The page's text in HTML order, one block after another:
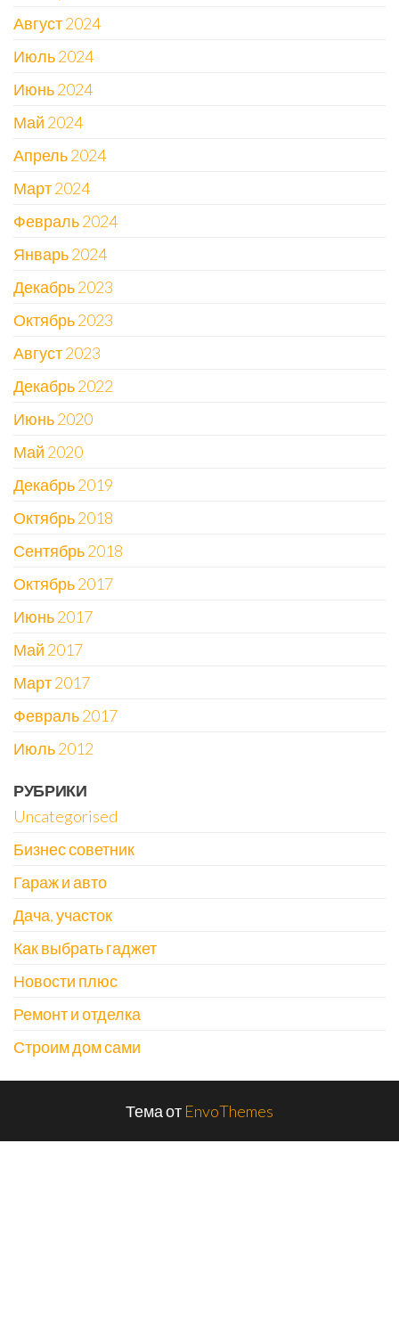
Август 2024
Июль 2024
Июнь 2024
Май 2024
Апрель 2024
Март 2024
Февраль 2024
Январь 2024
Декабрь 2023
Октябрь 2023
Август 2023
Декабрь 2022
Июнь 2020
Май 2020
Декабрь 2019
Октябрь 2018
Сентябрь 2018
Октябрь 2017
Июнь 2017
Май 2017
Март 2017
Февраль 2017
Июль 2012
РУБРИКИ
Uncategorised
Бизнес советник
Гараж и авто
Дача, участок
Как выбрать гаджет
Новости плюс
Ремонт и отделка
Строим дом сами
Тема от EnvoThemes